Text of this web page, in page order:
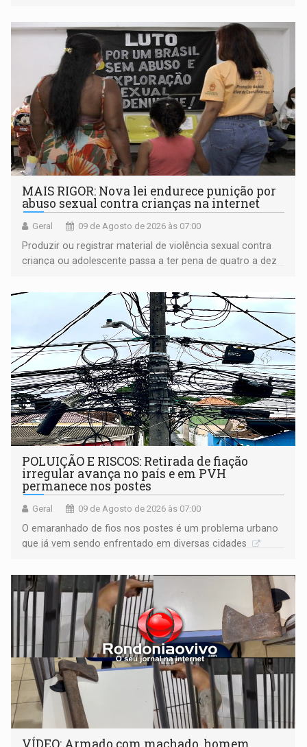
MAIS RIGOR: Nova lei endurece punição por
abuso sexual contra crianças na internet
Geral 09 de Agosto de 2026 às 07:00
Produzir ou registrar material de violência sexual contra
criança ou adolescente passa a ter pena de quatro a dez
POLUIÇÃO E RISCOS: Retirada de fiação
irregular avança no país e em PVH
permanece nos postes
Geral 09 de Agosto de 2026 às 07:00
O emaranhado de fios nos postes é um problema urbano
que já vem sendo enfrentado em diversas cidades